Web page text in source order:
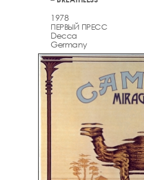
1978
ПЕРВЫЙ ПРЕСС
Decca
Germany